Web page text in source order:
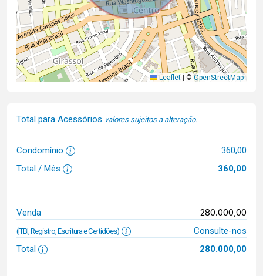
Leaflet ©OpenStreetMap
Total para Acessórios valores sujeitos a alteração.
Condomínio
360,00
Total / Mês
360,00
Venda 280.000,00
(ITBI, Registro, Escritura e Certidões)
Consulte-nos
Total
280.000,00